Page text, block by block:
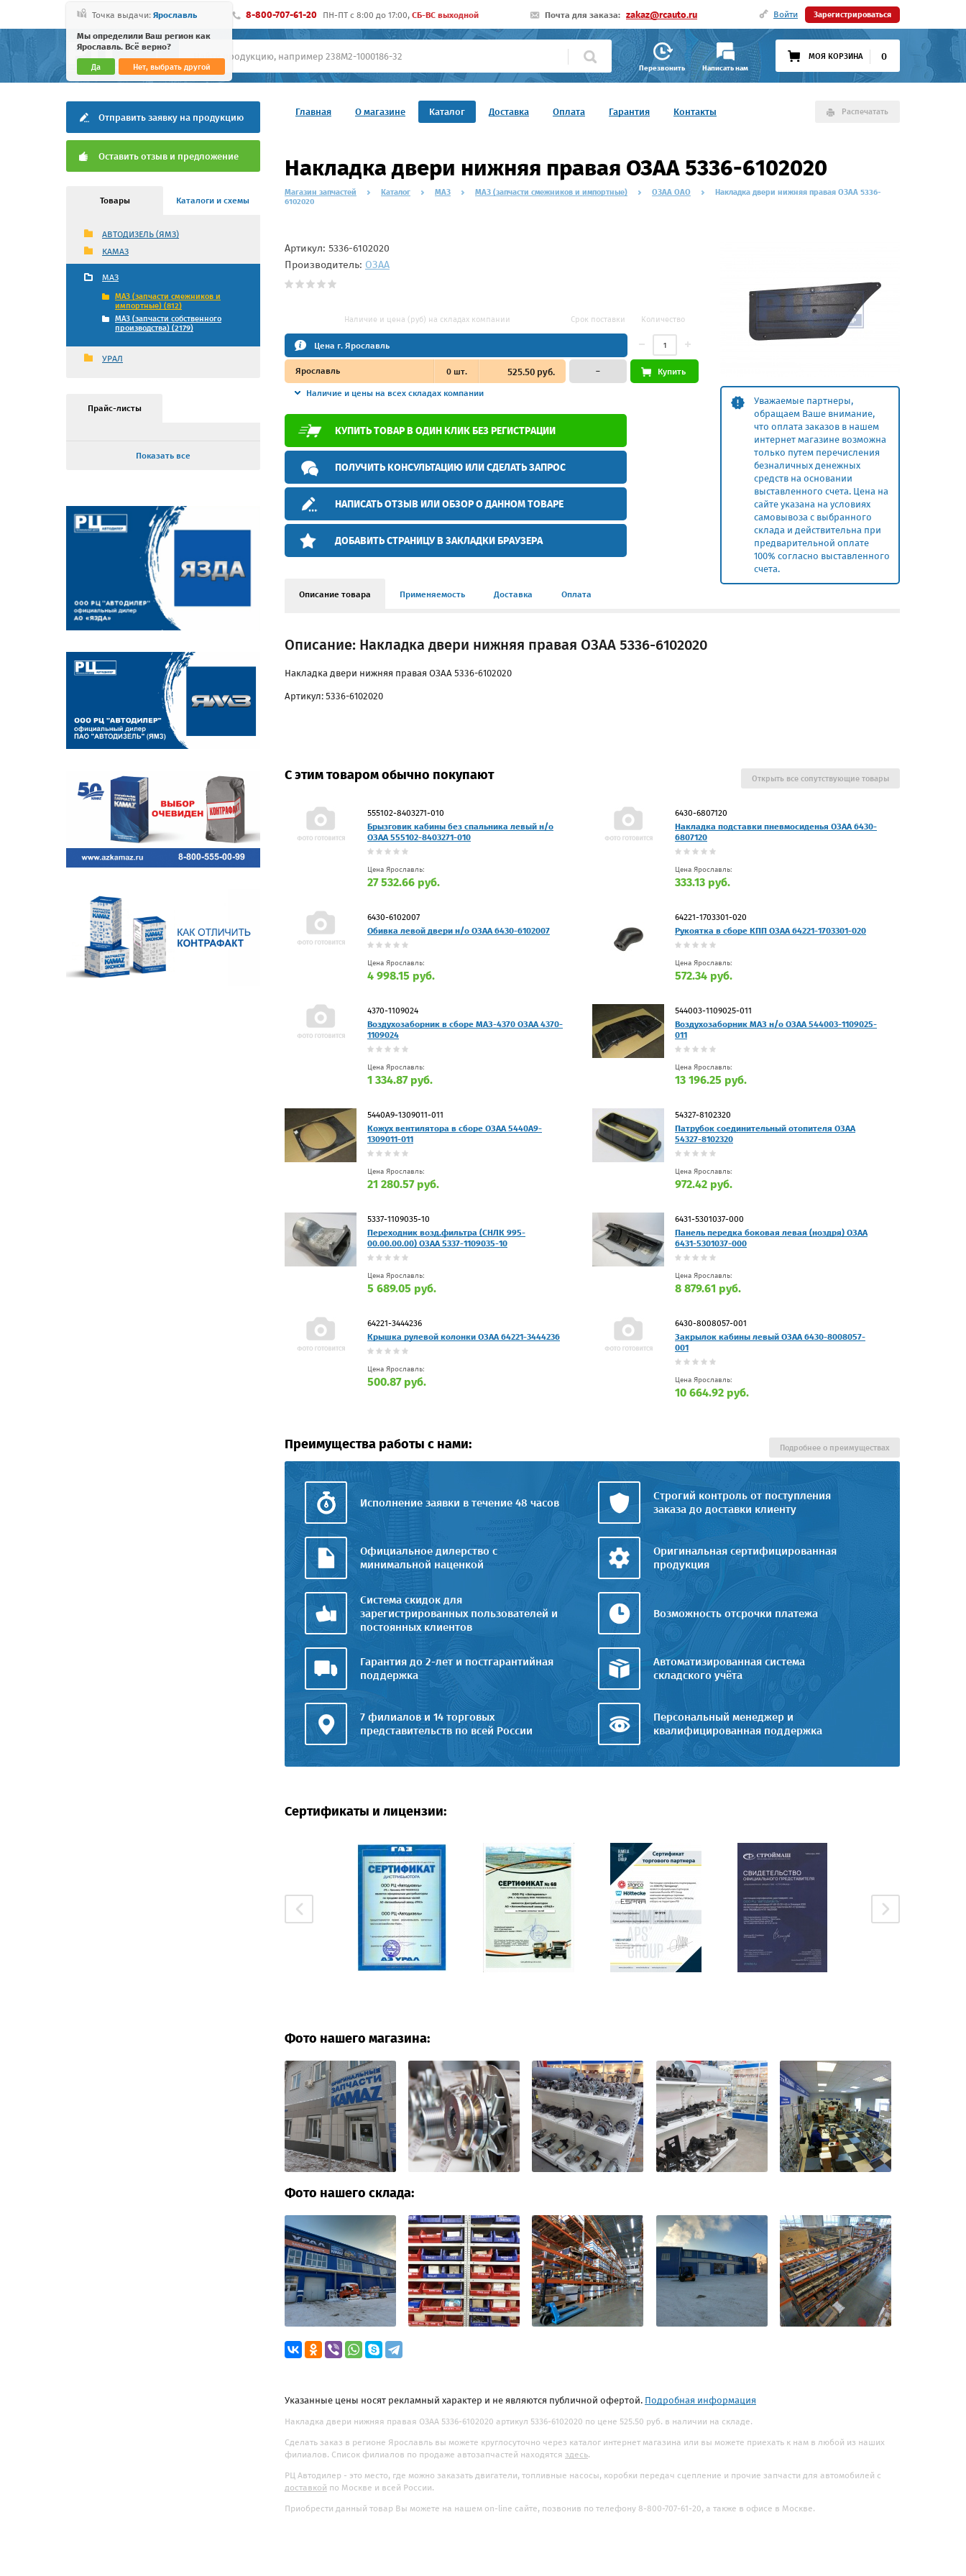
Точка выдачи: Ярославль
Мы определили Ваш регион как
Ярославль. Всё верно?
Да Нет, выбрать другой
8-800-707-61-20 ПН-ПТ c 8:00 до 17:00, СБ-ВС выходной Почта для заказа: zakaz@rcauto.ru Войти Зарегистрироваться
Перезвонить Написать нам
МОЯ КОРЗИНА 0
Главная О магазине Каталог Доставка Оплата Гарантия Контакты Распечатать
Отправить заявку на продукцию
Оставить отзыв и предложение
Товары Каталоги и схемы
АВТОДИЗЕЛЬ (ЯМЗ)
КАМАЗ
МАЗ
МАЗ (запчасти смежников и
импортные) (812)
МАЗ (запчасти собственного
производства) (2179)
УРАЛ
Прайс-листы
Показать все
Накладка двери нижняя правая ОЗАА 5336-6102020
Магазин запчастей Каталог МАЗ МАЗ (запчасти смежников и импортные) ОЗАА ОАО
Накладка двери нижняя правая ОЗАА 5336-
6102020
Уважаемые партнеры,
обращаем Ваше внимание,
что оплата заказов в нашем
интернет магазине возможна
только путем перечисления
безналичных денежных
средств на основании
выставленного счета. Цена на
сайте указана на условиях
самовывоза с выбранного
склада и действительна при
предварительной оплате
100% согласно выставленного
счета.
Артикул: 5336-6102020
Производитель: ОЗАА
Наличие и цена (руб) на складах компании Срок поставки Количество
Цена г. Ярославль
Ярославль 0шт. 525.50 руб.
Наличие и цены на всех складах компании
– Купить
КУПИТЬ ТОВАР В ОДИН КЛИК БЕЗ РЕГИСТРАЦИИ
ПОЛУЧИТЬ КОНСУЛЬТАЦИЮ ИЛИ СДЕЛАТЬ ЗАПРОС
НАПИСАТЬ ОТЗЫВ ИЛИ ОБЗОР О ДАННОМ ТОВАРЕ
ДОБАВИТЬ СТРАНИЦУ В ЗАКЛАДКИ БРАУЗЕРА
Описание товара Применяемость Доставка Оплата
Описание: Накладка двери нижняя правая ОЗАА 5336-6102020
Накладка двери нижняя правая ОЗАА 5336-6102020
Артикул: 5336-6102020
С этим товаром обычно покупают
555102-8403271-010
Брызговик кабины без спальника левый н/о
ОЗАА 555102-8403271-010
Цена Ярославль:
27 532.66 руб.
6430-6807120
Накладка подставки пневмосиденья ОЗАА 6430-
6807120
Цена Ярославль:
333.13 руб.
6430-6102007
Обивка левой двери н/о ОЗАА 6430-6102007
Цена Ярославль:
4 998.15 руб.
64221-1703301-020
Рукоятка в сборе КПП ОЗАА 64221-1703301-020
Цена Ярославль:
572.34 руб.
4370-1109024
Воздухозаборник в сборе МАЗ-4370 ОЗАА 4370-
1109024
Цена Ярославль:
1 334.87 руб.
544003-1109025-011
Воздухозаборник МАЗ н/о ОЗАА 544003-1109025-
011
Цена Ярославль:
13 196.25 руб.
5440A9-1309011-011
Кожух вентилятора в сборе ОЗАА 5440A9-
1309011-011
Цена Ярославль:
21 280.57 руб.
54327-8102320
Патрубок соединительный отопителя ОЗАА
54327-8102320
Цена Ярославль:
972.42 руб.
5337-1109035-10
Переходник возд.фильтра (СНЛК 995-
00.00.00.00) ОЗАА 5337-1109035-10
Цена Ярославль:
5 689.05 руб.
6431-5301037-000
Панель передка боковая левая (ноздря) ОЗАА
6431-5301037-000
Цена Ярославль:
8 879.61 руб.
64221-3444236
Крышка рулевой колонки ОЗАА 64221-3444236
Цена Ярославль:
500.87 руб.
6430-8008057-001
Закрылок кабины левый ОЗАА 6430-8008057-
001
Цена Ярославль:
10 664.92 руб.
Открыть все сопутствующие товары
Преимущества работы с нами:
Исполнение заявки в течение 48 часов
Строгий контроль от поступления
заказа до доставки клиенту
Официальное дилерство с
минимальной наценкой
Оригинальная сертифицированная
продукция
Система скидок для
зарегистрированных пользователей и
постоянных клиентов
Возможность отсрочки платежа
Гарантия до 2-лет и постгарантийная
поддержка
Автоматизированная система
складского учёта
7 филиалов и 14 торговых
представительств по всей России
Персональный менеджер и
квалифицированная поддержка
Подробнее о преимуществах
Сертификаты и лицензии:
Фото нашего магазина:
Фото нашего склада:
Указанные цены носят рекламный характер и не являются публичной офертой. Подробная информация
Накладка двери нижняя правая ОЗАА 5336-6102020 артикул 5336-6102020 по цене 525.50 руб. в наличии на складе.
Сделать заказ в регионе Ярославль вы можете круглосуточно через каталог интернет магазина или вы можете приехать к нам в любой из наших
филиалов. Список филиалов по продаже автозапчастей находятся здесь.
РЦ Автодилер - это место, где можно заказать двигатели, топливные насосы, коробки передач сцепление и прочие запчасти для автомобилей с
доставкой по Москве и всей России.
Приобрести данный товар Вы можете на нашем on-line сайте, позвонив по телефону 8-800-707-61-20, а также в офисе в Москве.